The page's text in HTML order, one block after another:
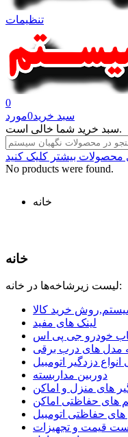
تنظیمات
0
سبد خرید0مورد
سبد خرید شما خالی است.
No products were found.
خانه
خانه
لیست زیرشاخه‌ها در خانه:
خرید کالا
لینک های مفید
مدل های درب برقی
دزدگیر اتومبیل
دوربین مداربسته
های منزل و اماکن
حفاظتی اماکن
حفاظتی اتومبیل
قیمت و تجهیزات